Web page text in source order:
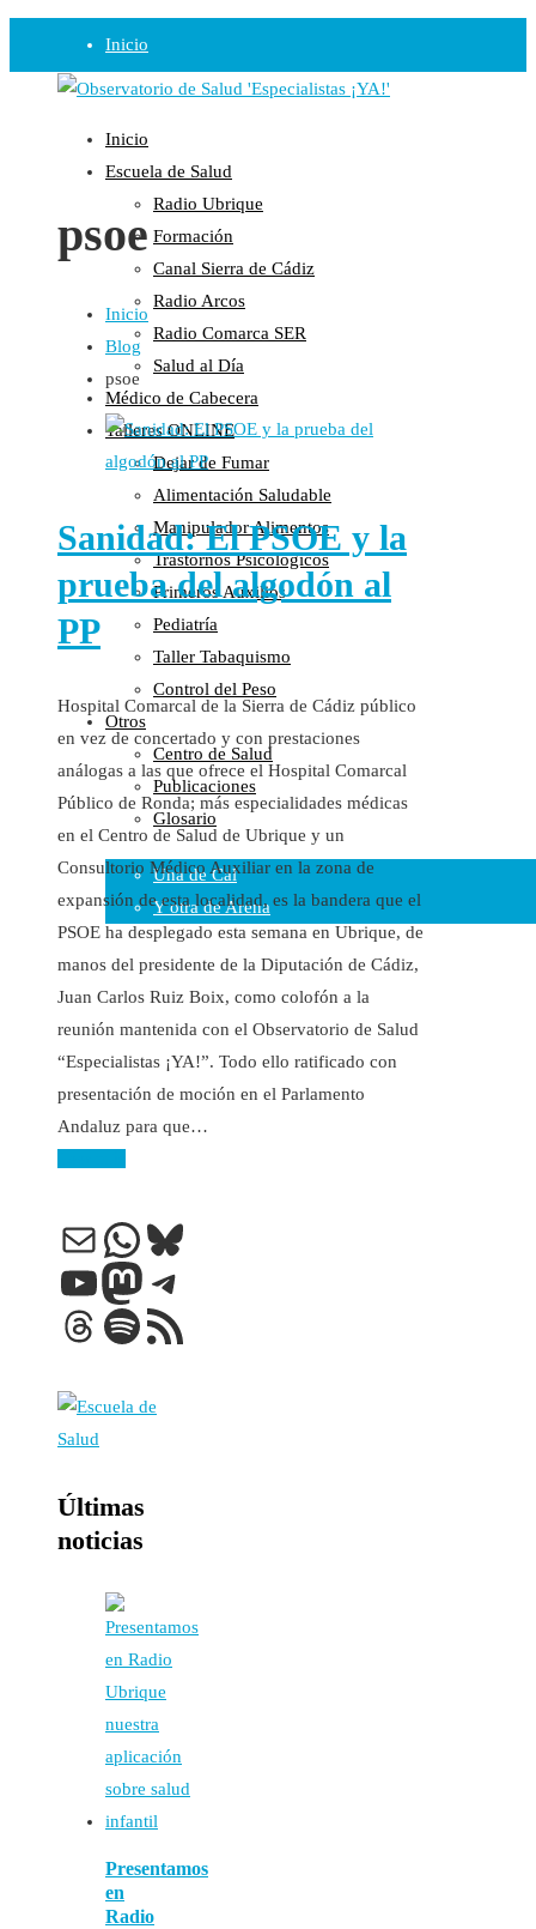
Inicio
Observatorio
Opinión
Radio
Guadalinfo Salud
Radio Guadalete
COPE Pontevedra
Salud en Radio Ubrique
Salud en Verano
Plataforma
Manifiestos
Comunicados
En nuestra Web
Colaboraciones
Cartas al Director
Medios de Comunicación
Otros
Vídeos
Cara Oscura Sanidad
Humor
Cal y Arena
Una de Cal
Y otra de Arena
Enlaces
Newsletter
Inicio
Escuela de Salud
Radio Ubrique
Formación
Canal Sierra de Cádiz
Radio Arcos
Radio Comarca SER
Salud al Día
Médico de Cabecera
Talleres ONLINE
Dejar de Fumar
Alimentación Saludable
Manipulador Alimentos
Trastornos Psicológicos
Primeros Auxilios
Pediatría
Taller Tabaquismo
Control del Peso
Otros
Centro de Salud
Publicaciones
Glosario
psoe
Inicio
Blog
psoe
Sanidad: El PSOE y la
prueba del algodón al
PP
Hospital Comarcal de la Sierra de Cádiz público
en vez de concertado y con prestaciones
análogas a las que ofrece el Hospital Comarcal
Público de Ronda; más especialidades médicas
en el Centro de Salud de Ubrique y un
Consultorio Médico Auxiliar en la zona de
expansión de esta localidad, es la bandera que el
PSOE ha desplegado esta semana en Ubrique, de
manos del presidente de la Diputación de Cádiz,
Juan Carlos Ruiz Boix, como colofón a la
reunión mantenida con el Observatorio de Salud
“Especialistas ¡YA!”. Todo ello ratificado con
presentación de moción en el Parlamento
Andaluz para que…
Correo electrónico
WhatsApp
Bluesky
YouTube
Mastodon
Telegram
Threads
Spotify
Feed RSS
Últimas
noticias
Presentamos
en
Radio